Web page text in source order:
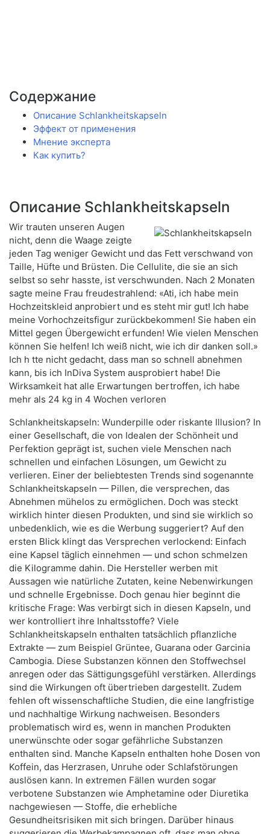
Содержание
Описание Schlankheitskapseln
Эффект от применения
Мнение эксперта
Как купить?
Описание Schlankheitskapseln
Wir trauten unseren Augen
nicht, denn die Waage zeigte
jeden Tag weniger Gewicht und das Fett verschwand von
Taille, Hüfte und Brüsten. Die Cellulite, die sie an sich
selbst so sehr hasste, ist verschwunden. Nach 2 Monaten
sagte meine Frau freudestrahlend: «Ati, ich habe mein
Hochzeitskleid anprobiert und es steht mir gut! Ich habe
meine Vorhochzeitsfigur zurückbekommen! Sie haben ein
Mittel gegen Übergewicht erfunden! Wie vielen Menschen
können Sie helfen! Ich weiß nicht, wie ich dir danken soll.»
Ich h tte nicht gedacht, dass man so schnell abnehmen
kann, bis ich InDiva System ausprobiert habe! Die
Wirksamkeit hat alle Erwartungen bertroffen, ich habe
mehr als 24 kg in 4 Wochen verloren
Schlankheitskapseln: Wunderpille oder riskante Illusion? In
einer Gesellschaft, die von Idealen der Schönheit und
Perfektion geprägt ist, suchen viele Menschen nach
schnellen und einfachen Lösungen, um Gewicht zu
verlieren. Einer der beliebtesten Trends sind sogenannte
Schlankheitskapseln — Pillen, die versprechen, das
Abnehmen mühelos zu ermöglichen. Doch was steckt
wirklich hinter diesen Produkten, und sind sie wirklich so
unbedenklich, wie es die Werbung suggeriert? Auf den
ersten Blick klingt das Versprechen verlockend: Einfach
eine Kapsel täglich einnehmen — und schon schmelzen
die Kilogramme dahin. Die Hersteller werben mit
Aussagen wie natürliche Zutaten, keine Nebenwirkungen
und schnelle Ergebnisse. Doch genau hier beginnt die
kritische Frage: Was verbirgt sich in diesen Kapseln, und
wer kontrolliert ihre Inhaltsstoffe? Viele
Schlankheitskapseln enthalten tatsächlich pflanzliche
Extrakte — zum Beispiel Grüntee, Guarana oder Garcinia
Cambogia. Diese Substanzen können den Stoffwechsel
anregen oder das Sättigungsgefühl verstärken. Allerdings
sind die Wirkungen oft übertrieben dargestellt. Zudem
fehlen oft wissenschaftliche Studien, die eine langfristige
und nachhaltige Wirkung nachweisen. Besonders
problematisch wird es, wenn in manchen Produkten
unerwünschte oder sogar gefährliche Substanzen
enthalten sind. Manche Kapseln enthalten hohe Dosen von
Koffein, das Herzrasen, Unruhe oder Schlafstörungen
auslösen kann. In extremen Fällen wurden sogar
verbotene Substanzen wie Amphetamine oder Diuretika
nachgewiesen — Stoffe, die erhebliche
Gesundheitsrisiken mit sich bringen. Darüber hinaus